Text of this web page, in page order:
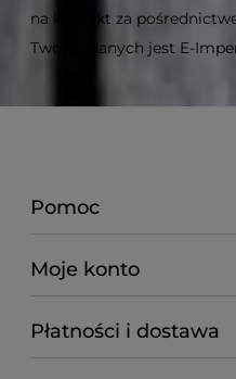
na kontakt za
Twoich danych jest E-
Pomoc
Moje konto
Płatności i dostawa